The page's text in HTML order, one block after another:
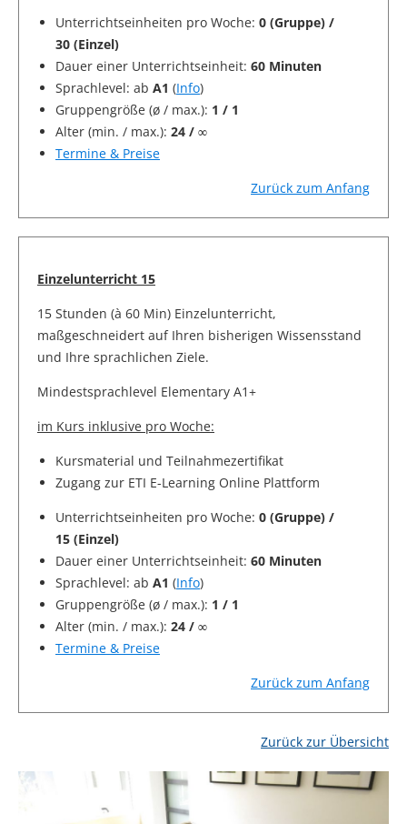
Unterrichtseinheiten pro Woche: 0 (Gruppe) /
30 (Einzel)
Dauer einer Unterrichtseinheit: 60 Minuten
Sprachlevel: ab A1 (Info)
Gruppengröße (ø / max.): 1 / 1
Alter (min. / max.): 24 / ∞
Termine & Preise
Zurück zum Anfang
Einzelunterricht 15
15 Stunden (à 60 Min) Einzelunterricht,
maßgeschneidert auf Ihren bisherigen Wissensstand
und Ihre sprachlichen Ziele.
Mindestsprachlevel Elementary A1+
im Kurs inklusive pro Woche:
Kursmaterial und Teilnahmezertifikat
Zugang zur ETI E-Learning Online Plattform
Unterrichtseinheiten pro Woche: 0 (Gruppe) /
15 (Einzel)
Dauer einer Unterrichtseinheit: 60 Minuten
Sprachlevel: ab A1 (Info)
Gruppengröße (ø / max.): 1 / 1
Alter (min. / max.): 24 / ∞
Termine & Preise
Zurück zum Anfang
Zurück zur Übersicht